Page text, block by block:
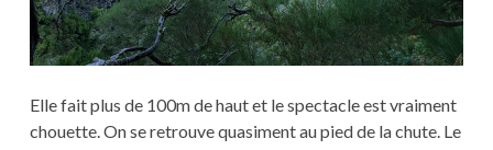
Elle fait plus de 100m de haut et le spectacle est vraiment
chouette. On se retrouve quasiment au pied de la chute. Le